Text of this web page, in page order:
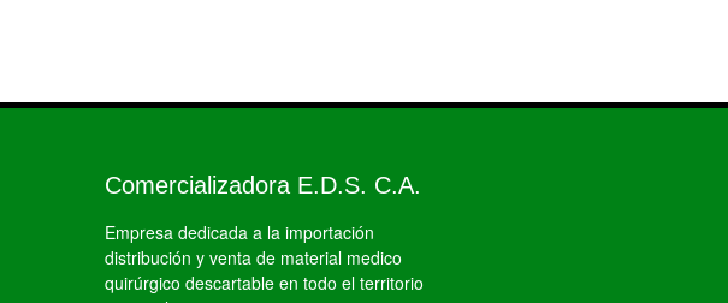
Comercializadora E.D.S. C.A.
Empresa dedicada a la importación
distribución y venta de material medico
quirúrgico descartable en todo el territorio